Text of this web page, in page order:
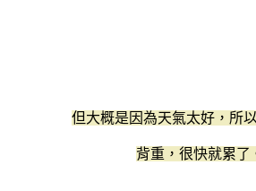
但大概是因為天氣太好，所
背重，很快就累了